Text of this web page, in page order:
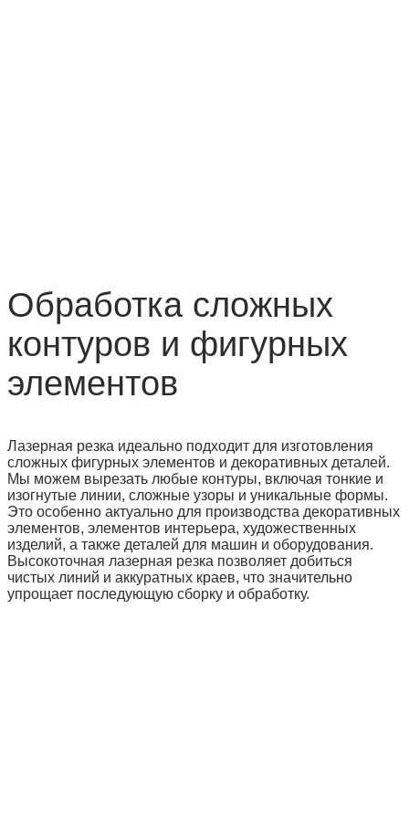
Обработка сложных
контуров и фигурных
элементов
Лазерная резка идеально подходит для изготовления
сложных фигурных элементов и декоративных деталей.
Мы можем вырезать любые контуры, включая тонкие и
изогнутые линии, сложные узоры и уникальные формы.
Это особенно актуально для производства декоративных
элементов, элементов интерьера, художественных
изделий, а также деталей для машин и оборудования.
Высокоточная лазерная резка позволяет добиться
чистых линий и аккуратных краев, что значительно
упрощает последующую сборку и обработку.